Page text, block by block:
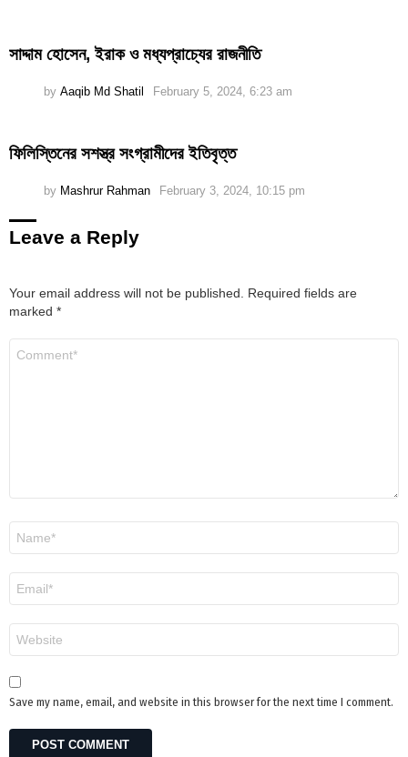
সাদ্দাম হোসেন, ইরাক ও মধ্যপ্রাচ্যের রাজনীতি
by Aaqib Md Shatil February 5, 2024, 6:23 am
ফিলিস্তিনের সশস্ত্র সংগ্রামীদের ইতিবৃত্ত
by Mashrur Rahman February 3, 2024, 10:15 pm
Leave a Reply
Your email address will not be published. Required fields are
marked *
Save my name, email, and website in this browser for the next time I comment.